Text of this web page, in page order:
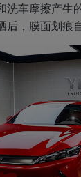
洗车摩擦产生
，膜面划痕